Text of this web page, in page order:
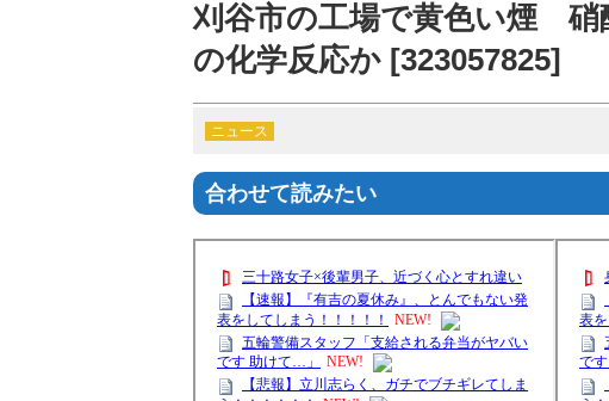
刈谷市の工場で黄色い煙 硝
の化学反応か [323057825]
ニュース
合わせて読みたい